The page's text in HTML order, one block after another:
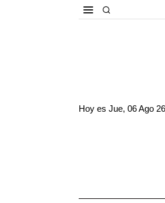
Hoy esJue, 06 Ago 26